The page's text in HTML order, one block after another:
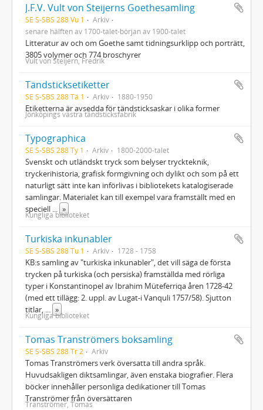
J.F.V. Vult von Steijerns Goethesamling
SE S-SBS 288 Vu 1
Arkiv
senare hälften av 1700-talet-början av 1900-talet
Litteratur av och om Goethe samt tidningsurklipp och porträtt,
3805 volymer och 774 broschyrer
Vult von Steijern, Fredrik
Tändsticksetiketter
SE S-SBS 288 Tä 1 Arkiv 1880-1950
Etiketterna är avsedda för tändsticksaskar i olika former
Jönköpings västra tändsticksfabrik
Typographica
SE S-SBS 288 Ty 1 Arkiv 1800-2000-talet
Svenskt och utländskt tryck som belyser tryckteknik,
tryckerihistoria, grafisk formgivning och dylikt och som på ett
naturligt sätt inte kan införlivas i bibliotekets katalogiserade
samlingar. Materialet kan till exempel vara framställt med en
speciell
»
Kungliga biblioteket
Turkiska inkunabler
SE S-SBS 288 Tu 1 Arkiv 1728 - 1758
KB:s samling av "turkiska inkunabler", det vill säga de första
trycken på turkiska (och persiska) framställda med rörliga
typer i Konstantinopel av Ibrahim Müteferriqa åren 1728-42
(med ett tillägg: 2. uppl. av Lugat-i Vanquli 1757/58). Sjutton
titlar,
»
Kungliga biblioteket
Tomas Tranströmers boksamling
SE S-SBS 288 Tr 2 Arkiv
Tomas Tranströmers verk översatta till andra språk.
Huvudsakligen diktsamlingar, även enstaka biografier. Flera
böcker innehåller personliga dedikationer till Tomas
Tranströmer från översättaren
Tranströmer, Tomas